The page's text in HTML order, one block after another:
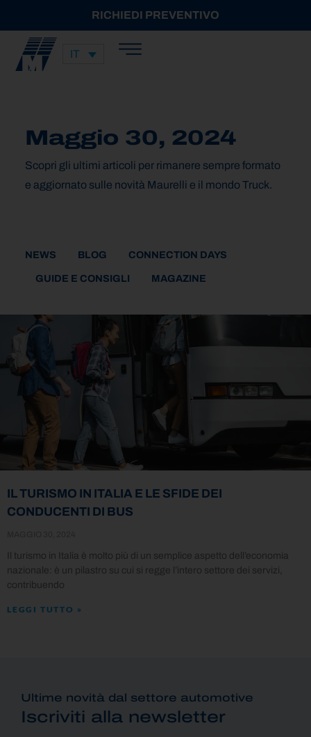
RICHIEDI PREVENTIVO
IT
Maggio 30, 2024
Scopri gli ultimi articoli per rimanere sempre formato
e aggiornato sulle novità Maurelli e il mondo Truck.
NEWS BLOG CONNECTION DAYS
GUIDE E CONSIGLI MAGAZINE
IL TURISMO IN ITALIA E LE SFIDE DEI
CONDUCENTI DI BUS
Il turismo in Italia è molto più di un semplice aspetto dell’economia
nazionale: è un pilastro su cui si regge l’intero settore dei servizi,
contribuendo
LEGGI TUTTO »
Ultime novità dal settore automotive
Iscriviti alla newsletter